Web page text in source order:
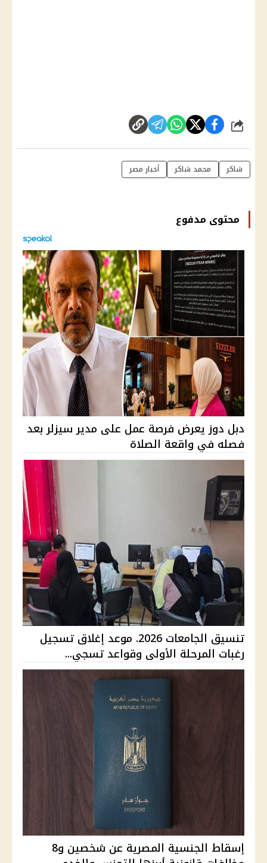
شارك
شاكر محمد شاكر أخبار مصر
محتوى مدفوع
دبل دوز يعرض فرصة عمل على مدير سيزلر بعد
فصله في واقعة الصلاة
تنسيق الجامعات 2026. موعد إغلاق تسجيل
رغبات المرحلة الأولى وقواعد تسجي...
إسقاط الجنسية المصرية عن شخصين و8